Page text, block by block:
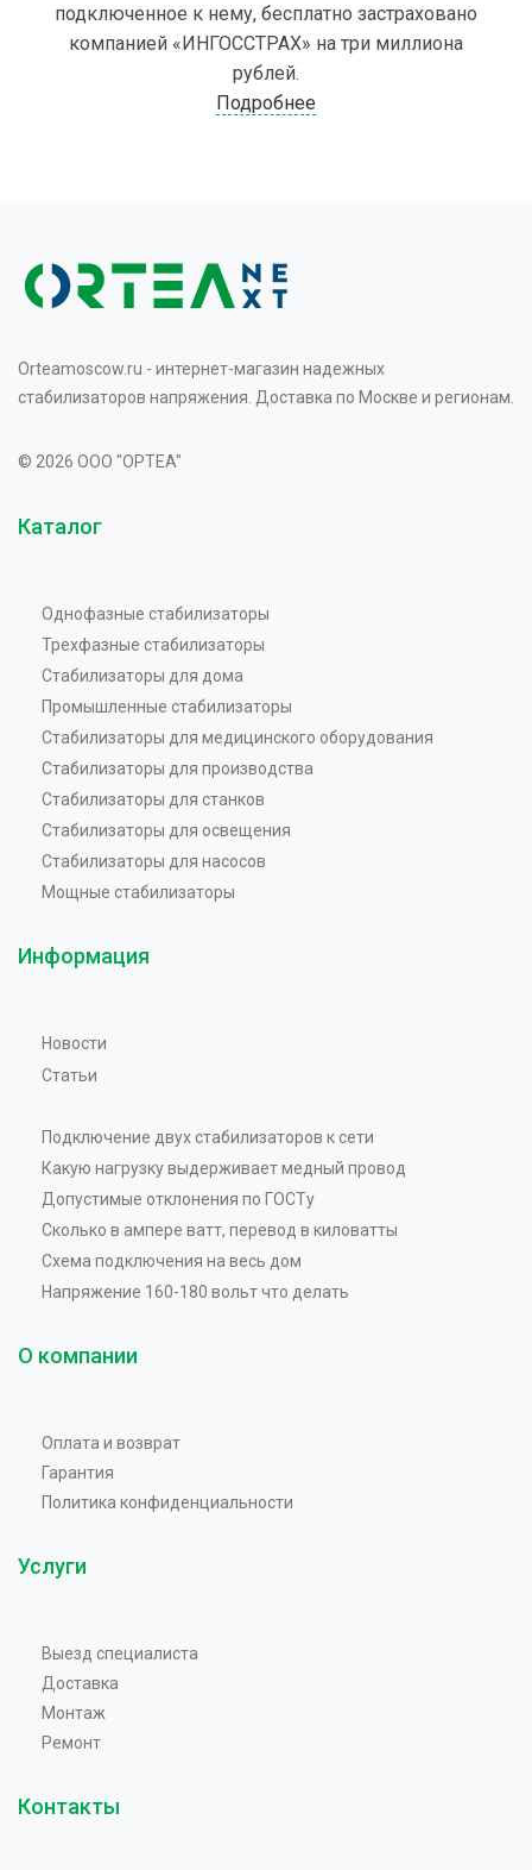
подключенное к нему, бесплатно застраховано
компанией «ИНГОССТРАХ» на три миллиона
рублей.
Подробнее
Orteamoscow.ru - интернет-магазин надежных
стабилизаторов напряжения. Доставка по Москве и регионам.
© 2026 OOO "OPTEA"
Каталог
Однофазные стабилизаторы
Трехфазные стабилизаторы
Стабилизаторы для дома
Промышленные стабилизаторы
Стабилизаторы для медицинского оборудования
Стабилизаторы для производства
Стабилизаторы для станков
Стабилизаторы для освещения
Стабилизаторы для насосов
Мощные стабилизаторы
Информация
Новости
Статьи
Подключение двух стабилизаторов к сети
Какую нагрузку выдерживает медный провод
Допустимые отклонения по ГОСТу
Сколько в ампере ватт, перевод в киловатты
Схема подключения на весь дом
Напряжение 160-180 вольт что делать
О компании
Оплата и возврат
Гарантия
Политика конфиденциальности
Услуги
Выезд специалиста
Доставка
Монтаж
Ремонт
Контакты